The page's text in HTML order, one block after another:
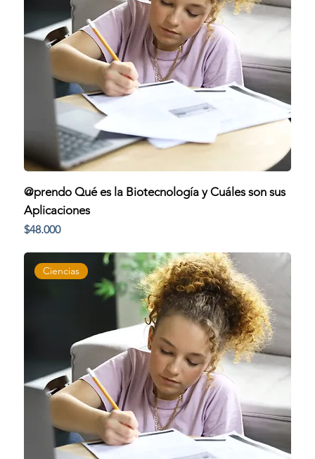
@prendo Qué es la Biotecnología y Cuáles son sus
Aplicaciones
Precio
$48.000
Ciencias